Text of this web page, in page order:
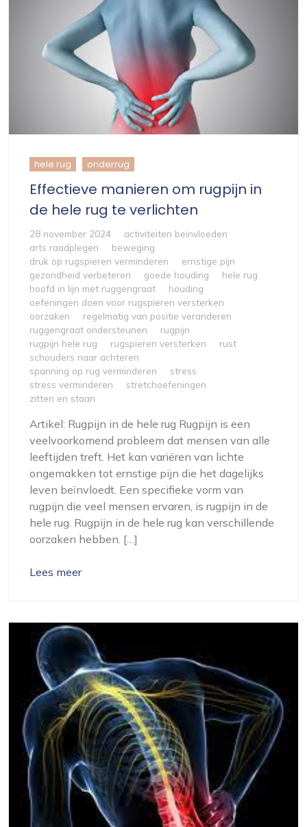
hele rug onderrug
Effectieve manieren om rugpijn in
de hele rug te verlichten
28 november 2024
activiteiten beïnvloeden
arts raadplegen
beweging
druk op rugspieren verminderen
ernstige pijn
gezondheid verbeteren
goede houding
hele rug
hoofd in lijn met ruggengraat
houding
oefeningen doen voor rugspieren versterken
oorzaken
regelmatig van positie veranderen
ruggengraat ondersteunen
rugpijn
rugpijn hele rug
rugspieren versterken
rust
schouders naar achteren
spanning op rug verminderen
stress
stress verminderen
stretchoefeningen
zitten en staan
Artikel: Rugpijn in de hele rug Rugpijn is een
veelvoorkomend probleem dat mensen van alle
leeftijden treft. Het kan variëren van lichte
ongemakken tot ernstige pijn die het dagelijks
leven beïnvloedt. Een specifieke vorm van
rugpijn die veel mensen ervaren, is rugpijn in de
hele rug. Rugpijn in de hele rug kan verschillende
oorzaken hebben. […]
Lees meer